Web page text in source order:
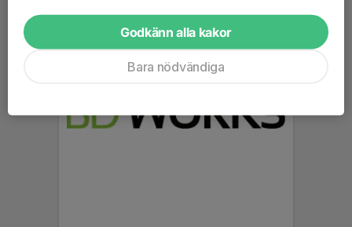
Godkänn alla kakor
Bara nödvändiga